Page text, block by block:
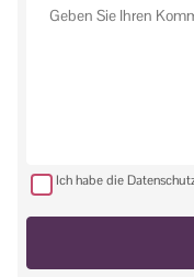
Ich habe die